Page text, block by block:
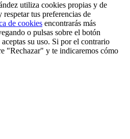
utiliza cookies propias y de
tus preferencias de
de cookies encontrarás más
o pulsas sobre el botón
su uso. Si por el contrario
"Rechazar" y te indicaremos cómo